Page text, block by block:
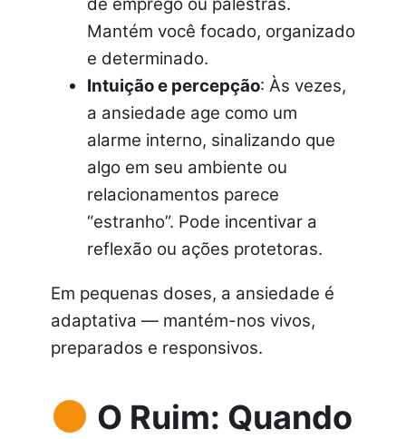
de emprego ou palestras.
Mantém você focado, organizado
e determinado.
Intuição e percepção: Às vezes,
a ansiedade age como um
alarme interno, sinalizando que
algo em seu ambiente ou
relacionamentos parece
“estranho”. Pode incentivar a
reflexão ou ações protetoras.
Em pequenas doses, a ansiedade é
adaptativa — mantém-nos vivos,
preparados e responsivos.
O Ruim: Quando